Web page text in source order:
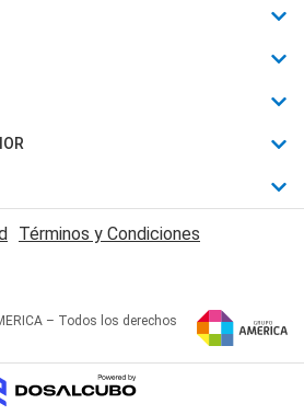
Términos y Condiciones
– Todos los derechos